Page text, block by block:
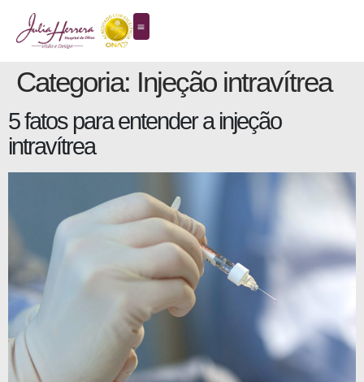
Categoria: Injeção intravítrea
5 fatos para entender a injeção
intravítrea